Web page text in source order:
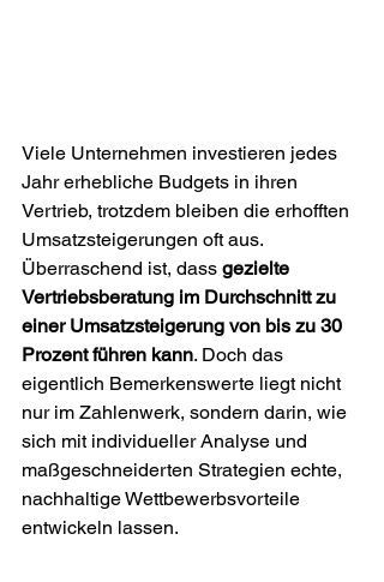
Viele Unternehmen investieren jedes
Jahr erhebliche Budgets in ihren
Vertrieb, trotzdem bleiben die erhofften
Umsatzsteigerungen oft aus.
Überraschend ist, dass gezielte
Vertriebsberatung im Durchschnitt zu
einer Umsatzsteigerung von bis zu 30
Prozent führen kann. Doch das
eigentlich Bemerkenswerte liegt nicht
nur im Zahlenwerk, sondern darin, wie
sich mit individueller Analyse und
maßgeschneiderten Strategien echte,
nachhaltige Wettbewerbsvorteile
entwickeln lassen.